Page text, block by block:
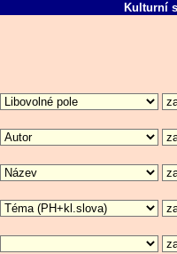
Kulturní